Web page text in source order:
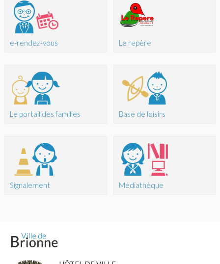
e-rendez-vous
Le portail des familles
Signalement
Le repère
Base de loisirs
Médiathèque